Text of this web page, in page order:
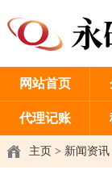
网站首页
代理记账
主页 > 新闻资讯